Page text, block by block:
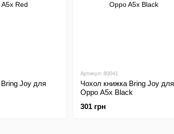
Joy для
Артикул: 80041
Чохол книжка Bring Joy для
Oppo A5x Black
301 грн